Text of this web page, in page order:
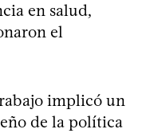
en salud,
el
implicó un
de la política